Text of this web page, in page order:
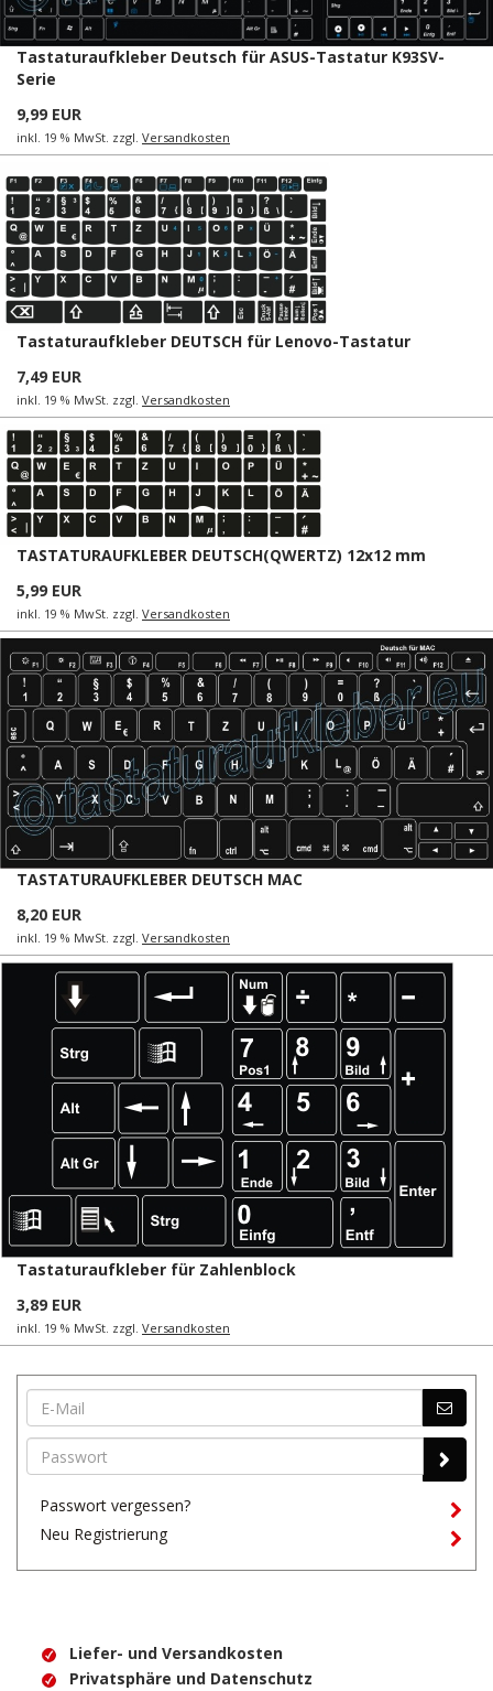
Tastaturaufkleber Deutsch für ASUS-Tastatur K93SV-
Serie
9,99 EUR
inkl. 19 % MwSt. zzgl. Versandkosten
Tastaturaufkleber DEUTSCH für Lenovo-Tastatur
7,49 EUR
inkl. 19 % MwSt. zzgl. Versandkosten
TASTATURAUFKLEBER DEUTSCH(QWERTZ) 12x12 mm
5,99 EUR
inkl. 19 % MwSt. zzgl. Versandkosten
TASTATURAUFKLEBER DEUTSCH MAC
8,20 EUR
inkl. 19 % MwSt. zzgl. Versandkosten
Tastaturaufkleber für Zahlenblock
3,89 EUR
inkl. 19 % MwSt. zzgl. Versandkosten
Passwort vergessen?
Neu Registrierung
Liefer- und Versandkosten
Privatsphäre und Datenschutz